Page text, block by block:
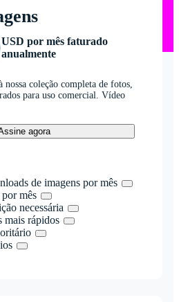
USD por mês faturado
anualmente
nossa coleção completa de fotos,
para uso comercial. Vídeo
agora
de imagens por mês
mês
necessária
mais rápidos